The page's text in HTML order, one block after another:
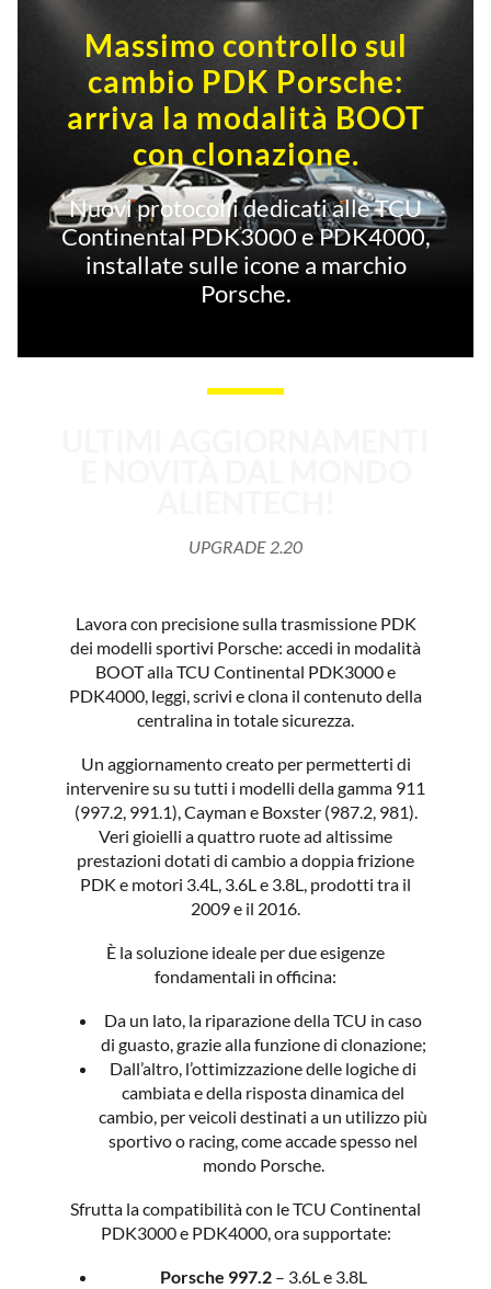
Massimo controllo sul
cambio PDK Porsche:
arriva la modalità BOOT
con clonazione.
Nuovi protocolli dedicati alle TCU
Continental PDK3000 e PDK4000,
installate sulle icone a marchio
Porsche.
UPGRADE 2.20
Lavora con precisione sulla trasmissione PDK
dei modelli sportivi Porsche: accedi in modalità
BOOT alla TCU Continental PDK3000 e
PDK4000, leggi, scrivi e clona il contenuto della
centralina in totale sicurezza.
Un aggiornamento creato per permetterti di
intervenire su su tutti i modelli della gamma 911
(997.2, 991.1), Cayman e Boxster (987.2, 981).
Veri gioielli a quattro ruote ad altissime
prestazioni dotati di cambio a doppia frizione
PDK e motori 3.4L, 3.6L e 3.8L, prodotti tra il
2009 e il 2016.
È la soluzione ideale per due esigenze
fondamentali in officina:
Da un lato, la riparazione della TCU in caso
di guasto, grazie alla funzione di clonazione;
Dall’altro, l’ottimizzazione delle logiche di
cambiata e della risposta dinamica del
cambio, per veicoli destinati a un utilizzo più
sportivo o racing, come accade spesso nel
mondo Porsche.
Sfrutta la compatibilità con le TCU Continental
PDK3000 e PDK4000, ora supportate:
Porsche 997.2– 3.6L e 3.8L